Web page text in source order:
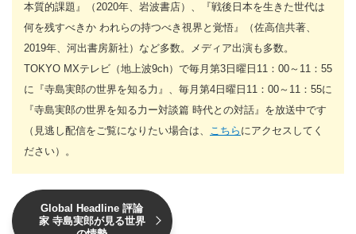
本質的課題』（2020年、岩波書店）、『戦後日本を生きた世代は
何を残すべきか われらの持つべき視界と覚悟』（佐高信共著、
2019年、河出書房新社）など多数。メディア出演も多数。
TOKYO MXテレビ（地上波9ch）で毎月第3日曜日11：00～11：55
に『寺島実郎の世界を知る力』、毎月第4日曜日11：00～11：55に
『寺島実郎の世界を知る力ー対談篇 時代との対話』を放送中です
（見逃し配信をご覧になりたい場合は、 こちら にアクセスしてく
ださい）。
Global Headline 評論
家 寺島実郎が見る世界